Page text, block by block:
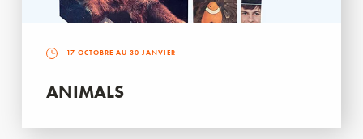
17 OCTOBRE AU 30 JANVIER
ANIMALS